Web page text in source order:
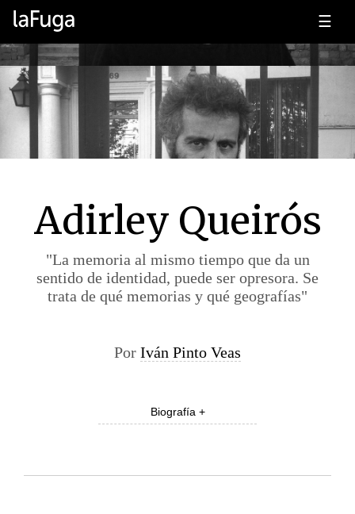
☰
Adirley Queirós
"La memoria al mismo tiempo que da un
sentido de identidad, puede ser opresora. Se
trata de qué memorias y qué geografías"
Por Iván Pinto Veas
Biografía +